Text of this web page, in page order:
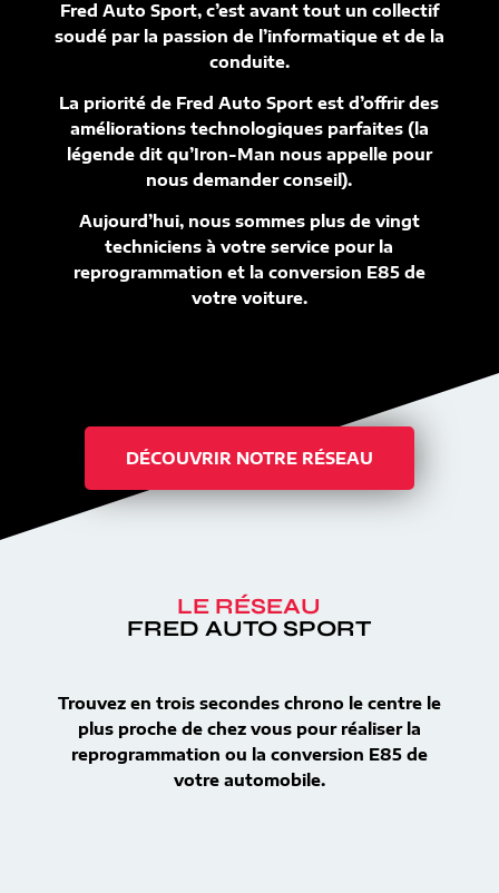
Fred Auto Sport, c’est avant tout un collectif
soudé par la passion de l’informatique et de la
conduite.
La priorité de Fred Auto Sport est d’offrir des
améliorations technologiques parfaites (la
légende dit qu’Iron-Man nous appelle pour
nous demander conseil).
Aujourd’hui, nous sommes plus de vingt
techniciens à votre service pour la
reprogrammation et la conversion E85 de
votre voiture.
DÉCOUVRIR NOTRE RÉSEAU
LE RÉSEAU
FRED AUTO SPORT
Trouvez en trois secondes chrono le centre le
plus proche de chez vous pour réaliser la
reprogrammation ou la conversion E85 de
votre automobile.